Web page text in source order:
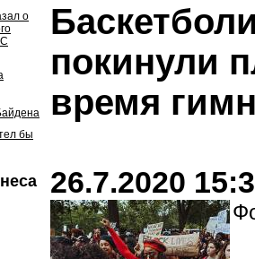
о
бы
покинули
время
26.7.2020